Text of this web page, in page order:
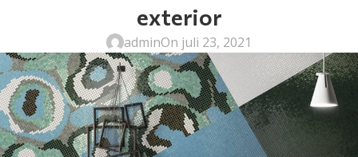
exterior
adminOn juli 23, 2021